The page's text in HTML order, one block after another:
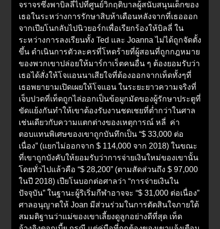
จราจรซึ่งพาบิลลี่ไปที่ศูนย์วิกฤติบาลผู้สนับสนุนเด็กของ
เธอในระหว่างการรักษาสิบห้าเดือนหลังจากที่เธอออก
จากเปียโนกลับไปนิวยอร์กเพื่อเรียกร้องให้บิลลี่ ใน
ระหว่างการลงเรียนทั้ง Ted และ Joanna ไม่ได้ถูกจัดตั้ง
ขึ้น ดำเนินการตัวละครที่โหดร้ายที่ผู้สอนที่ถูกกฎหมาย
ของพวกเขาปล่อยให้มาร์กาเร็ตคนอื่น ๆ ต้องยอมรับว่า
เธอได้สั่งให้โจแอนนาเสียใจที่ต้องออกจากเท็ดทั้งๆที่
เธอพยายามเปิดเผยให้โจแอน ในระยะยาวความจริงที่
เจ็บปวดที่เท็ดถูกไล่ออกเป็นข้อผูกมัดของผู้รักษาประตูที่
ขัดแย้งกันทำให้เขาต้องรับงานชดเชยที่ต่ำกว่าในศาล
เช่นเดียวกับความแตกต่างของเหตุการณ์ หลี่ ค่า
ตอบแทนพิเศษของเขาถูกบันทึกเป็น “$ 33,000 ต่อ
เนื่อง” (แยกไม่ออกจาก $ 114,000 จาก 2018) ในขณะ
ที่เขาถูกบังคับให้ยอมรับว่าการจ่ายเงินใหม่ของเขานั้น
โดยทั่วไปแล้วคือ “$ 28,200” (ตามสัดส่วนถึง $ 97,000
ในปี 2018) เปียโนบอกต่อศาลว่า “การจ่ายเงินใน
ปัจจุบัน” ในฐานะผู้ริเริ่มกีฬาอาจจะ “$ 31,000 ต่อเนื่อง”
ศาลอนุญาตให้ Joan มีส่วนร่วมในการตัดสินใจภายใต้
สมมติฐานว่าแม่ของเขาเลี้ยงดูลูกอย่างดีที่สุด เท็ด